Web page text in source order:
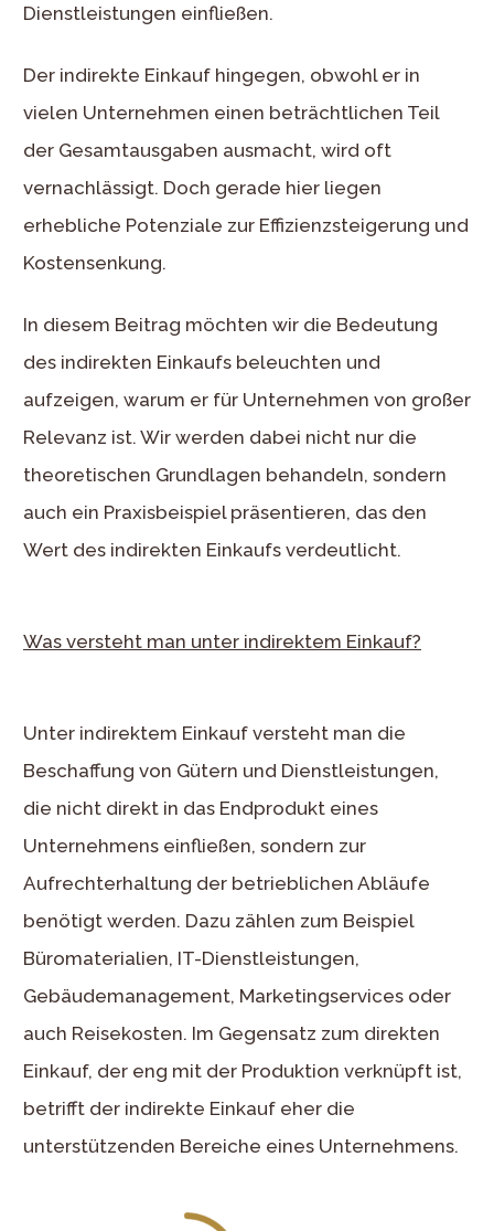
Dienstleistungen einfließen.
Der indirekte Einkauf hingegen, obwohl er in
vielen Unternehmen einen beträchtlichen Teil
der Gesamtausgaben ausmacht, wird oft
vernachlässigt. Doch gerade hier liegen
erhebliche Potenziale zur Effizienzsteigerung und
Kostensenkung.
In diesem Beitrag möchten wir die Bedeutung
des indirekten Einkaufs beleuchten und
aufzeigen, warum er für Unternehmen von großer
Relevanz ist. Wir werden dabei nicht nur die
theoretischen Grundlagen behandeln, sondern
auch ein Praxisbeispiel präsentieren, das den
Wert des indirekten Einkaufs verdeutlicht.
Was versteht man unter indirektem Einkauf?
Unter indirektem Einkauf versteht man die
Beschaffung von Gütern und Dienstleistungen,
die nicht direkt in das Endprodukt eines
Unternehmens einfließen, sondern zur
Aufrechterhaltung der betrieblichen Abläufe
benötigt werden. Dazu zählen zum Beispiel
Büromaterialien, IT-Dienstleistungen,
Gebäudemanagement, Marketingservices oder
auch Reisekosten. Im Gegensatz zum direkten
Einkauf, der eng mit der Produktion verknüpft ist,
betrifft der indirekte Einkauf eher die
unterstützenden Bereiche eines Unternehmens.